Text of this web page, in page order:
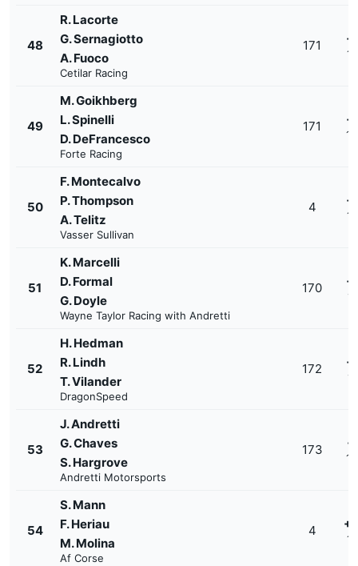
48
R. Lacorte
G. Sernagiotto
A. Fuoco
Cetilar Racing
171
49
M. Goikhberg
L. Spinelli
D. DeFrancesco
Forte Racing
171
50
F. Montecalvo
P. Thompson
A. Telitz
Vasser Sullivan
4
51
K. Marcelli
D. Formal
G. Doyle
Wayne Taylor Racing with Andretti
170
52
H. Hedman
R. Lindh
T. Vilander
DragonSpeed
172
53
J. Andretti
G. Chaves
S. Hargrove
Andretti Motorsports
173
54
S. Mann
F. Heriau
M. Molina
Af Corse
4